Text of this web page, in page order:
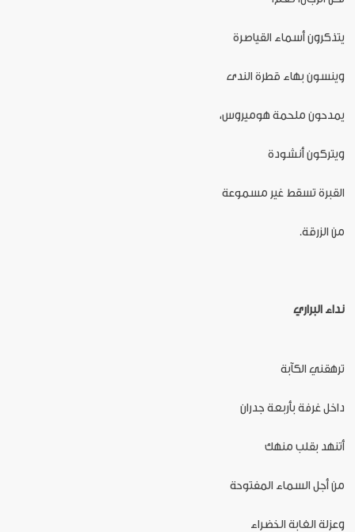
يتذكرون أسماء القياصرة
وينسون بهاء قطرة الندى
يمدحون ملحمة هوميروس،
ويتركون أنشودة
القبرة تسقط غير مسموعة
من الزرقة.
نداء البراري
ترهقني الكآبة
داخل غرفة بأربعة جدران
أتنهد بقلب منهك
من أجل السماء المفتوحة
وعزلة الغابة الخضراء